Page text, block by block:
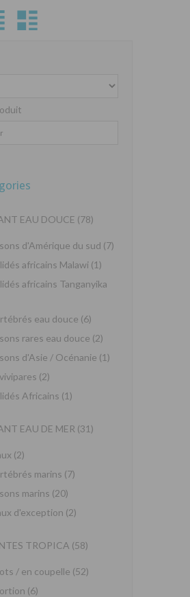
EAU DOUCE (78)
d'Amérique du sud (7)
africains Malawi (1)
africains Tanganyika
eau douce (6)
rares eau douce (2)
d'Asie / Océnanie (1)
(2)
Africains (1)
EAU DE MER (31)
(2)
marins (7)
marins (20)
d'exception (2)
TROPICA (58)
/ en coupelle (52)
(6)